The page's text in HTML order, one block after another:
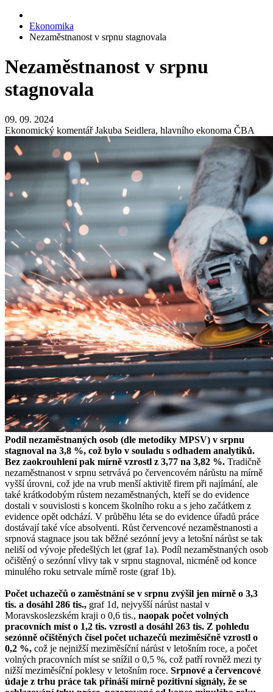
Ekonomika
Nezaměstnanost v srpnu stagnovala
Nezaměstnanost v srpnu
stagnovala
09. 09. 2024
Ekonomický komentář Jakuba Seidlera, hlavního ekonoma ČBA
Podíl nezaměstnaných osob (dle metodiky MPSV) v srpnu
stagnoval na 3,8 %, což bylo v souladu s odhadem analytiků.
Bez zaokrouhlení pak mírně vzrostl z 3,77 na 3,82 %. Tradičně
nezaměstnanost v srpnu setrvává po červencovém nárůstu na mírně
vyšší úrovni, což jde na vrub menší aktivitě firem při najímání, ale
také krátkodobým růstem nezaměstnaných, kteří se do evidence
dostali v souvislosti s koncem školního roku a s jeho začátkem z
evidence opět odchází. V průběhu léta se do evidence úřadů práce
dostávají také více absolventi. Růst červencové nezaměstnanosti a
srpnová stagnace jsou tak běžné sezónní jevy a letošní nárůst se tak
neliší od vývoje předešlých let (graf 1a). Podíl nezaměstnaných osob
očištěný o sezónní vlivy tak v srpnu stagnoval, nicméně od konce
minulého roku setrvale mírně roste (graf 1b).
Počet uchazečů o zaměstnání se v srpnu zvýšil jen mírně o 3,3
tis. a dosáhl 286 tis., graf 1d, nejvyšší nárůst nastal v
Moravskoslezském kraji o 0,6 tis., naopak počet volných
pracovních míst o 1,2 tis. vzrostl a dosáhl 263 tis. Z pohledu
sezónně očištěných čísel počet uchazečů meziměsíčně vzrostl o
0,2 %, což je nejnižší meziměsíční nárůst v letošním roce, a počet
volných pracovních míst se snížil o 0,5 %, což patří rovněž mezi ty
nižší meziměsíční poklesy v letošním roce. Srpnové a červencové
údaje z trhu práce tak přináší mírně pozitivní signály, že se